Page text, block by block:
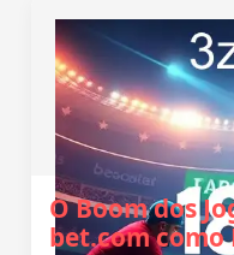
O Boom dos
bet.com como